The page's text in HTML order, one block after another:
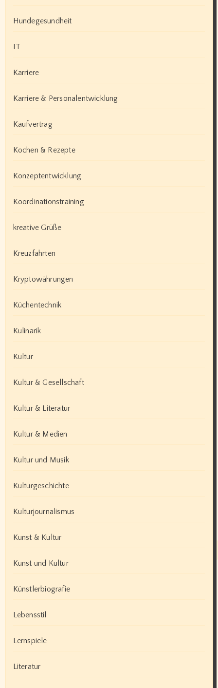
Hundegesundheit
IT
Karriere
Karriere & Personalentwicklung
Kaufvertrag
Kochen & Rezepte
Konzeptentwicklung
Koordinationstraining
kreative Grüße
Kreuzfahrten
Kryptowährungen
Küchentechnik
Kulinarik
Kultur
Kultur & Gesellschaft
Kultur & Literatur
Kultur & Medien
Kultur und Musik
Kulturgeschichte
Kulturjournalismus
Kunst & Kultur
Kunst und Kultur
Künstlerbiografie
Lebensstil
Lernspiele
Literatur